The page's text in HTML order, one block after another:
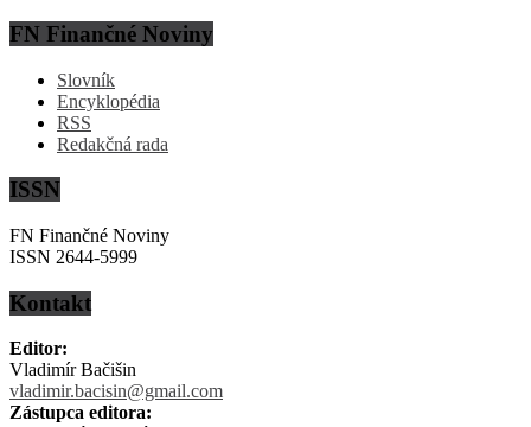
FN Finančné Noviny
Slovník
Encyklopédia
RSS
Redakčná rada
ISSN
FN Finančné Noviny
ISSN 2644-5999
Kontakt
Editor:
Vladimír Bačišin
vladimir.bacisin@gmail.com
Zástupca editora: